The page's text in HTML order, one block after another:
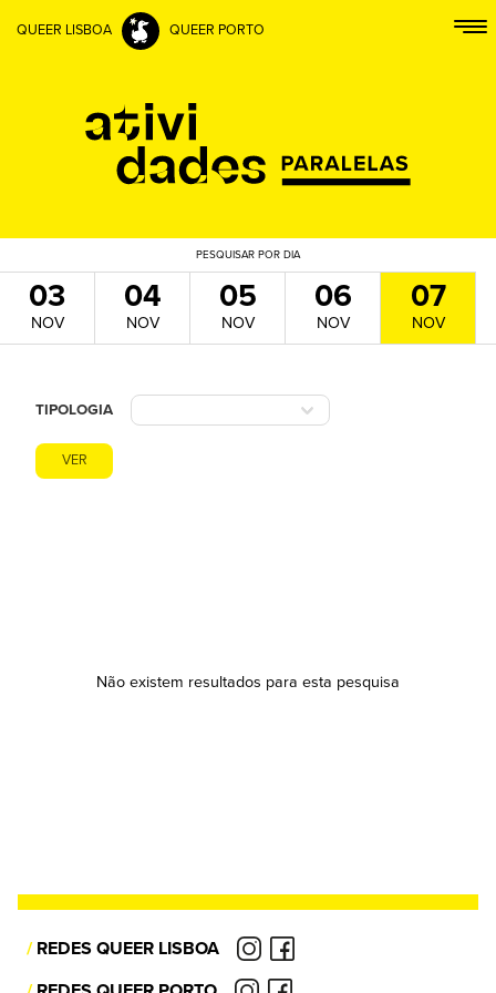
QUEER LISBOA QUEER PORTO
PESQUISAR POR DIA
03
NOV
04
NOV
05
NOV
06
NOV
07
NOV
TIPOLOGIA
VER
Não existem resultados para esta pesquisa
/REDES QUEER LISBOA